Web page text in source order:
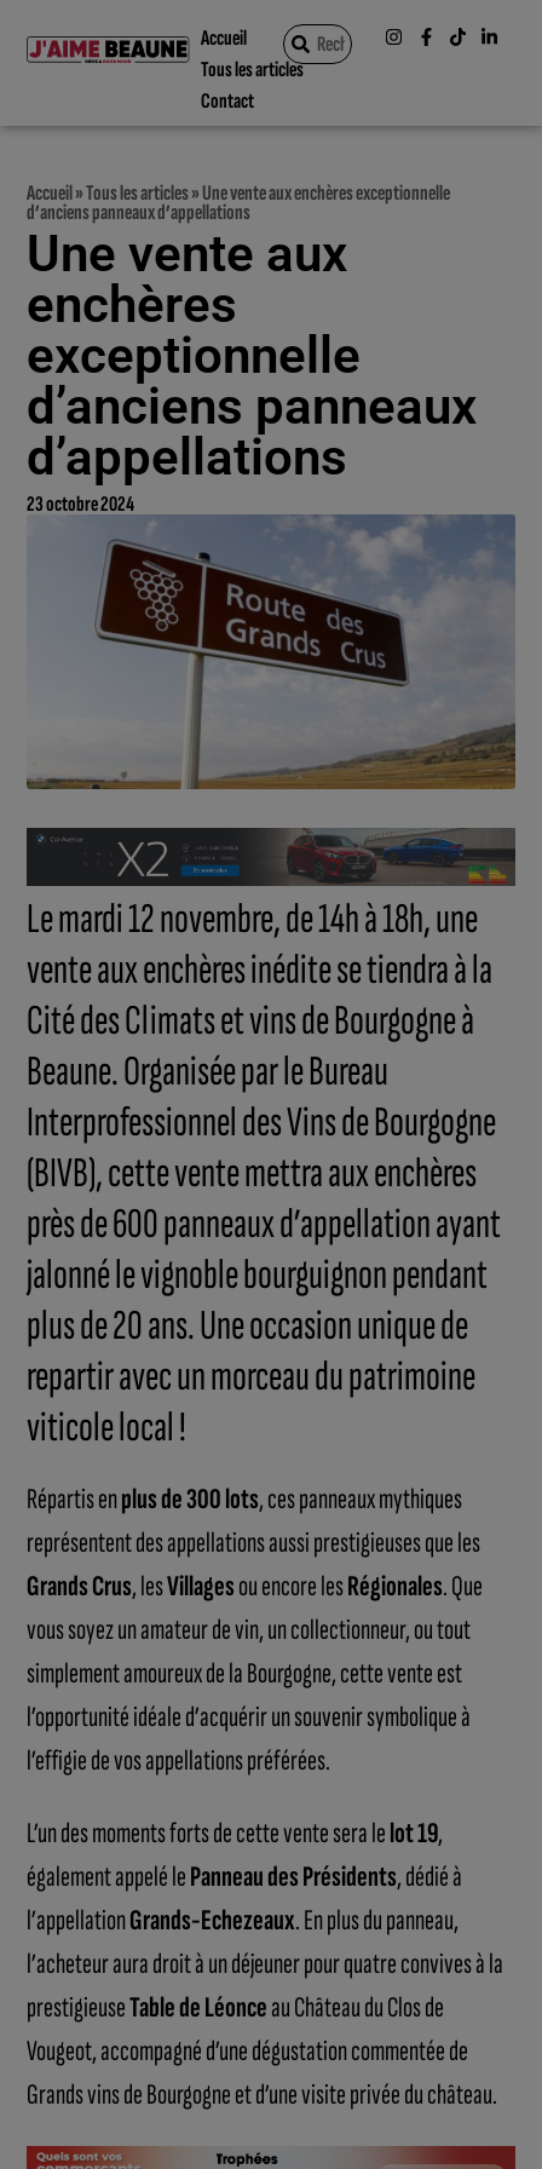
Accueil
Tous les articles
Contact
Accueil»Tous les articles»Une vente aux enchères exceptionnelle
d’anciens panneaux d’appellations
Une vente aux
enchères
exceptionnelle
d’anciens panneaux
d’appellations
23 octobre 2024
Le mardi 12 novembre, de 14h à 18h, une
vente aux enchères inédite se tiendra à la
Cité des Climats et vins de Bourgogne à
Beaune. Organisée par le Bureau
Interprofessionnel des Vins de Bourgogne
(BIVB), cette vente mettra aux enchères
près de 600 panneaux d’appellation ayant
jalonné le vignoble bourguignon pendant
plus de 20 ans. Une occasion unique de
repartir avec un morceau du patrimoine
viticole local !
Répartis enplus de 300 lots, ces panneaux mythiques
représentent des appellations aussi prestigieuses que les
Grands Crus, lesVillagesou encore lesRégionales. Que
vous soyez un amateur de vin, un collectionneur, ou tout
simplement amoureux de la Bourgogne, cette vente est
l’opportunité idéale d’acquérir un souvenir symbolique à
l’effigie de vos appellations préférées.
L’un des moments forts de cette vente sera lelot 19,
également appelé lePanneau des Présidents, dédié à
l’appellationGrands-Echezeaux. En plus du panneau,
l’acheteur aura droit à un déjeuner pour quatre convives à la
prestigieuseTable de Léonceau Château du Clos de
Vougeot, accompagné d’une dégustation commentée de
Grands vins de Bourgogne et d’une visite privée du château.